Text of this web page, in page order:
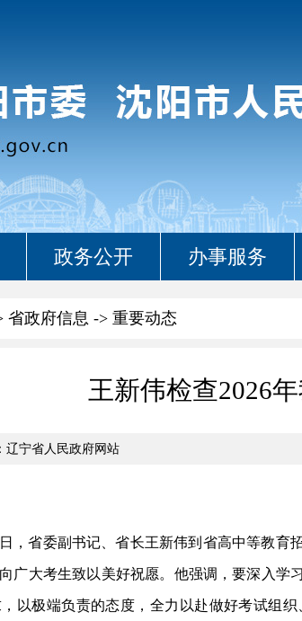
政务公开 办事服务
省政府信息 -> 重要动态
王新伟检查2026
辽宁省人民政府网站
省委副书记、省长王新伟到省高中等教育
广大考生致以美好祝愿。他强调，要深入
以极端负责的态度，全力以赴做好考试组